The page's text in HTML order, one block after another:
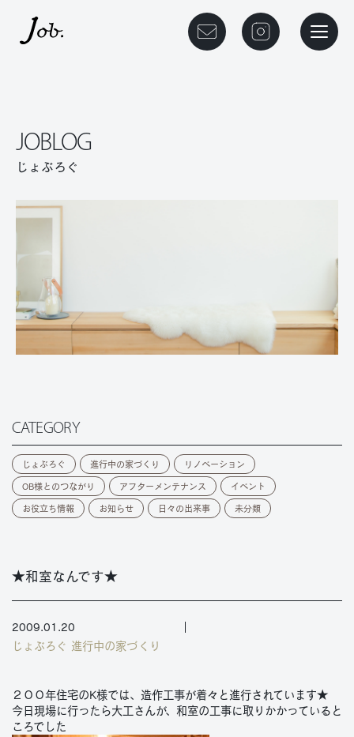
メニュ
JOBLOG
じょぶろぐ
CATEGORY
じょぶろぐ 進行中の家づくり リノベーション
OB様とのつながり アフターメンテナンス イベント
お役立ち情報 お知らせ 日々の出来事 未分類
★和室なんです★
2009.01.20
じょぶろぐ 進行中の家づくり
２００年住宅のK様では、造作工事が着々と進行されています★
今日現場に行ったら大工さんが、和室の工事に取りかかっていると
ころでした